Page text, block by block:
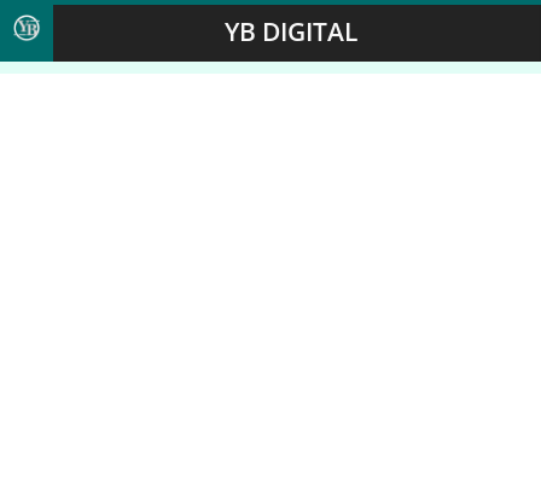
YB DIGITAL